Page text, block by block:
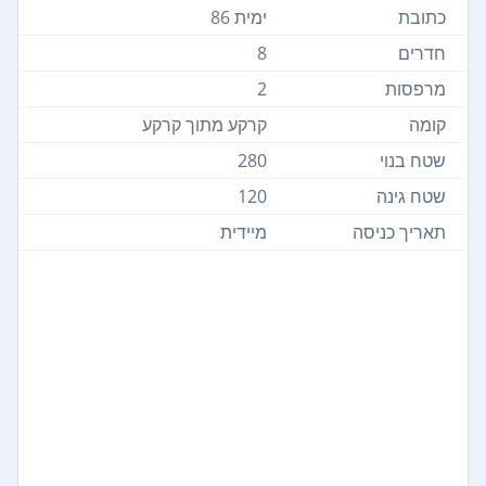
כתובת
ימית 86
חדרים
8
מרפסות
2
קומה
קרקע מתוך קרקע
שטח בנוי
280
שטח גינה
120
תאריך כניסה
מיידית